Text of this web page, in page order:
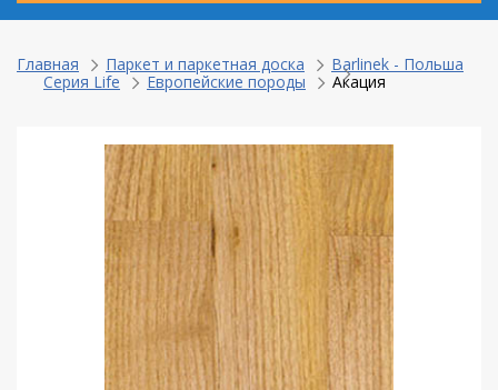
Главная Паркет и паркетная доска
Barlinek - Польша
Серия Life
Европейские породы Акация
Двери межкомнатные
Виниловое покрытие
Пробковый пол
Подоконники